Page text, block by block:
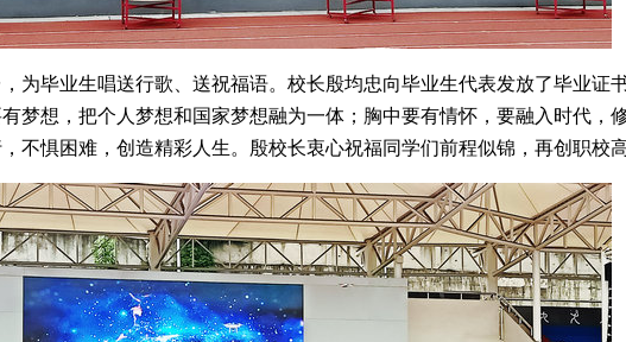
为毕业生唱送行歌、送祝福语。校长殷均忠向毕业生代表发放了毕业证
梦想，把个人梦想和国家梦想融为一体；胸中要有情怀，要融入时代，
不惧困难，创造精彩人生。殷校长衷心祝福同学们前程似锦，再创职校高